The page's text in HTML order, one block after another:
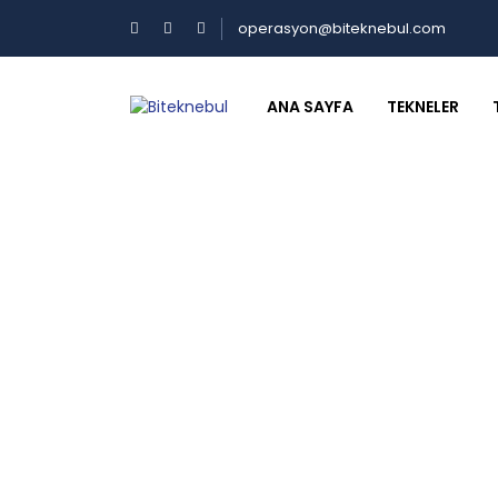
operasyon@biteknebul.com
ANA SAYFA TEKNELER